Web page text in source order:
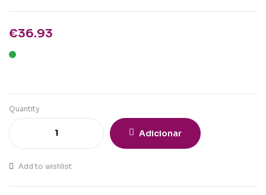
€36.93
Quantity
Adicionar
Add to wishlist